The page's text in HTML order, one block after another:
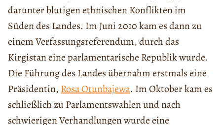
darunter blutigen ethnischen Konflikten im
Süden des Landes. Im Juni 2010 kam es dann zu
einem Verfassungsreferendum, durch das
Kirgistan eine parlamentarische Republik wurde.
Die Führung des Landes übernahm erstmals eine
Präsidentin,Rosa Otunbajewa. Im Oktober kam es
schließlich zu Parlamentswahlen und nach
schwierigen Verhandlungen wurde eine